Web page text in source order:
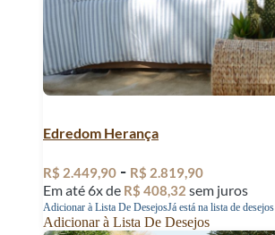
Edredom Herança
R$ 2.449,90 - R$ 2.819,90
Em até 6x de R$ 408,32 sem juros
Adicionar à Lista De DesejosJá está na lista de desejos
Adicionar à Lista De Desejos